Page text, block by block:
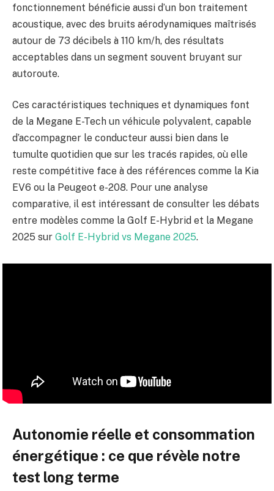
fonctionnement bénéficie aussi d’un bon traitement
acoustique, avec des bruits aérodynamiques maîtrisés
autour de 73 décibels à 110 km/h, des résultats
acceptables dans un segment souvent bruyant sur
autoroute.
Ces caractéristiques techniques et dynamiques font
de la Megane E-Tech un véhicule polyvalent, capable
d’accompagner le conducteur aussi bien dans le
tumulte quotidien que sur les tracés rapides, où elle
reste compétitive face à des références comme la Kia
EV6 ou la Peugeot e-208. Pour une analyse
comparative, il est intéressant de consulter les débats
entre modèles comme la Golf E-Hybrid et la Megane
2025 sur Golf E-Hybrid vs Megane 2025.
Autonomie réelle et consommation
énergétique : ce que révèle notre
test long terme